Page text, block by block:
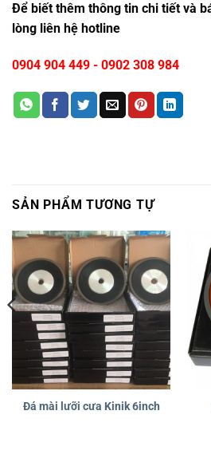
Để biết thêm thông tin chi tiết và
lòng liên hệ hotline
0904 904 449 - 0902 308 984
SẢN PHẨM TƯƠNG TỰ
Đá mài lưỡi cưa Kinik 6inch